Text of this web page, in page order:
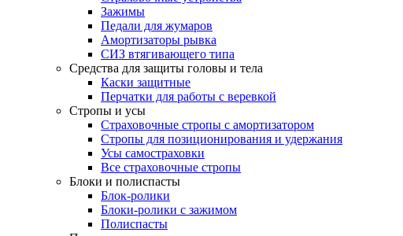
Зажимы
Педали для жумаров
Амортизаторы рывка
СИЗ втягивающего типа
Средства для защиты головы и тела
Каски защитные
Перчатки для работы с веревкой
Стропы и усы
Страховочные стропы с амортизатором
Стропы для позиционирования и удержания
Усы самостраховки
Все страховочные стропы
Блоки и полиспасты
Блок-ролики
Блоки-ролики с зажимом
Полиспасты